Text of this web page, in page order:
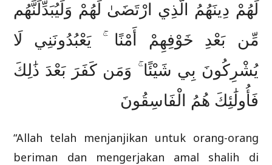
لَهُمْ دِينَهُمُ الَّذِي ارْتَضَىٰ لَهُمْ وَلَيُبَدِّلَنَّهُم
مِّن بَعْدِ خَوْفِهِمْ أَمْنًا ۚ يَعْبُدُونَنِي لَا
يُشْرِكُونَ بِي شَيْئًا ۚ وَمَن كَفَرَ بَعْدَ ذَٰلِكَ
فَأُولَٰئِكَ هُمُ الْفَاسِقُونَ
“Allah telah menjanjikan untuk orang-orang
beriman dan mengerjakan amal shalih di